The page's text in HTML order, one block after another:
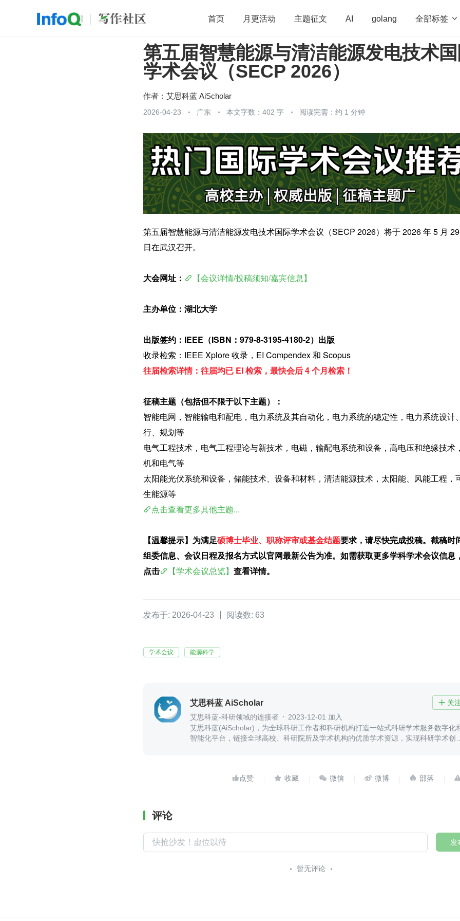
首页 月更活动 主题征文 AI golang 全部标签 
开源 架构 OpenHarmony 算法 学习方法 Web3.0 高
团队管理 程序员 运维 深度思考
第五届智慧能源与清洁能源发电技术
学术会议（SECP 2026）
作者： 艾思科蓝 AiScholar
2026-04-23 广东 本文字数：402 字 阅读完需：约 1 分钟
第五届智慧能源与清洁能源发电技术国际学术会议（SECP 2026）将于 2026 年 5 月
日在武汉召开。
大会网址： 【会议详情/投稿须知/嘉宾信息】
主办单位：湖北大学
出版签约：IEEE（ISBN：979-8-3195-4180-2）出版
收录检索：IEEE Xplore 收录，EI Compendex 和 Scopus
往届检索详情：往届均已 EI 检索，最快会后 4 个月检索！
征稿主题（包括但不限于以下主题）：
智能电网，智能输电和配电，电力系统及其自动化，电力系统的稳定性，电力系统设计
行、规划等
电气工程技术，电气工程理论与新技术，电磁，输配电系统和设备，高电压和绝缘技术
机和电气等
太阳能光伏系统和设备，储能技术、设备和材料，清洁能源技术，太阳能、风能工程，
生能源等
点击查看更多其他主题...
【温馨提示】为满足硕博士毕业、职称评审或基金结题要求，请尽快完成投稿。截稿时
组委信息、会议日程及报名方式以官网最新公告为准。如需获取更多学科学术会议信息
点击
【学术会议总览】 查看详情。
发布于: 2026-04-23 阅读数: 63
学术会议 能源科学
艾思科蓝 AiScholar  关
艾思科蓝-科研领域的连接者
2023-12-01 加入
艾思科蓝(AiScholar)，为全球科研工作者和科研机构打造一站式科研学术服务数字化
智能化平台，链接全球高校、科研院所及学术机构的优质学术资源，实现科研学术创
    
评论
发
暂无评论